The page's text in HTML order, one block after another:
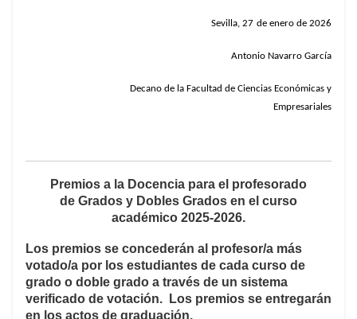
Sevilla, 27 de enero de 2026
Antonio Navarro García
Decano de la Facultad de Ciencias Económicas y
Empresariales
Premios a la Docencia para el profesorado
de Grados y Dobles Grados en el curso
académico 2025-2026.
Los premios se concederán al profesor/a más
votado/a por los estudiantes de cada curso de
grado o doble grado a través de un sistema
verificado de votación. Los premios se entregarán
en los actos de graduación.